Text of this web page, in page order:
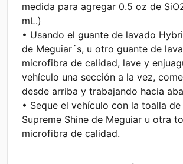
medida para agregar 0.5 oz de
mL.)
• Usando el guante de lavado
de Meguiar´s, u otro guante de
microfibra de calidad, lave y
vehículo una sección a la vez,
desde arriba y trabajando hacia
• Seque el vehículo con la toalla
Supreme Shine de Meguiar u otra
microfibra de calidad.